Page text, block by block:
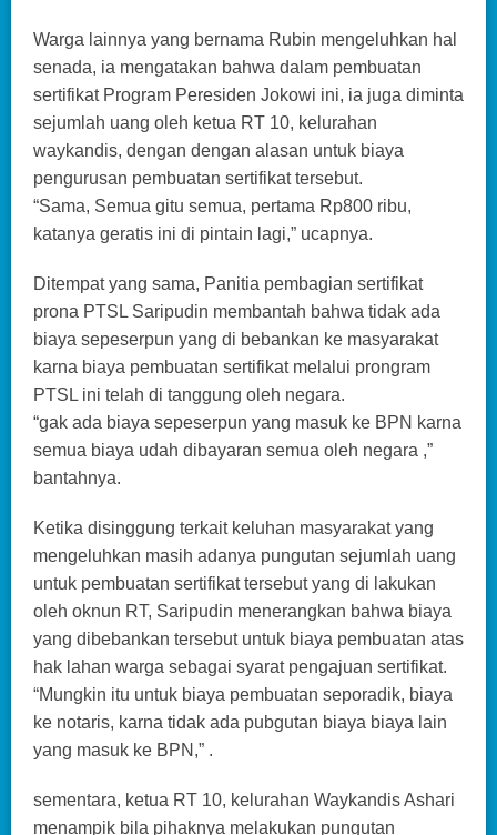
Warga lainnya yang bernama Rubin mengeluhkan hal
senada, ia mengatakan bahwa dalam pembuatan
sertifikat Program Peresiden Jokowi ini, ia juga diminta
sejumlah uang oleh ketua RT 10, kelurahan
waykandis, dengan dengan alasan untuk biaya
pengurusan pembuatan sertifikat tersebut.
“Sama, Semua gitu semua, pertama Rp800 ribu,
katanya geratis ini di pintain lagi,” ucapnya.
Ditempat yang sama, Panitia pembagian sertifikat
prona PTSL Saripudin membantah bahwa tidak ada
biaya sepeserpun yang di bebankan ke masyarakat
karna biaya pembuatan sertifikat melalui prongram
PTSL ini telah di tanggung oleh negara.
“gak ada biaya sepeserpun yang masuk ke BPN karna
semua biaya udah dibayaran semua oleh negara ,”
bantahnya.
Ketika disinggung terkait keluhan masyarakat yang
mengeluhkan masih adanya pungutan sejumlah uang
untuk pembuatan sertifikat tersebut yang di lakukan
oleh oknun RT, Saripudin menerangkan bahwa biaya
yang dibebankan tersebut untuk biaya pembuatan atas
hak lahan warga sebagai syarat pengajuan sertifikat.
“Mungkin itu untuk biaya pembuatan seporadik, biaya
ke notaris, karna tidak ada pubgutan biaya biaya lain
yang masuk ke BPN,” .
sementara, ketua RT 10, kelurahan Waykandis Ashari
menampik bila pihaknya melakukan pungutan